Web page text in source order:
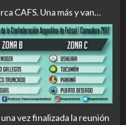
CAFS. Una más y van…
vez finalizada la reunión